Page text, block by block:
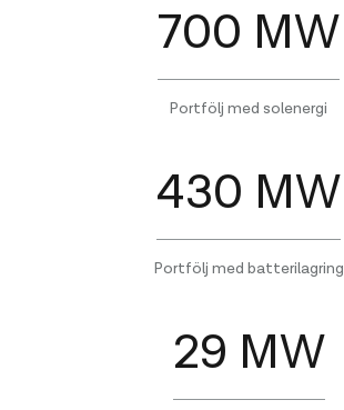
700 MW
Portfölj med solenergi
430 MW
Portfölj med batterilagring
29 MW